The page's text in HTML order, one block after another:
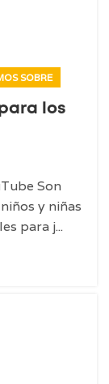
SOBRE
los
Son
y niñas
para j...